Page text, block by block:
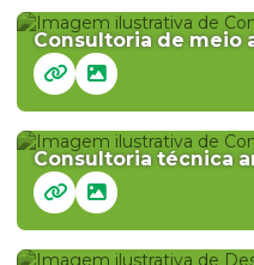
Consultoria de meio
Consultoria técnica